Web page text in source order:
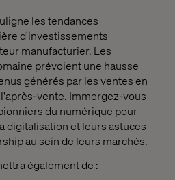
les tendances
d'investissements
manufacturier. Les
prévoient une hausse
générés par les ventes en
vente. Immergez-vous
du numérique pour
digitalisation et leurs astuces
au sein de leurs marchés.
également de :